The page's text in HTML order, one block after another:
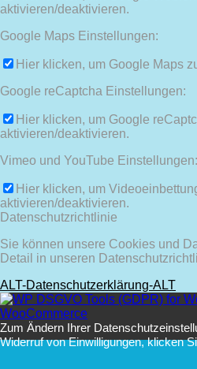
aktivieren/deaktivieren.
Google Maps Einstellungen:
Hier klicken, um Google Maps
Google reCaptcha Einstellungen:
Hier klicken, um Google
aktivieren/deaktivieren.
Vimeo und YouTube Einstellungen:
Hier klicken, um
aktivieren/deaktivieren.
Datenschutzrichtlinie
Sie können unsere Cookies und
Detail in unseren
ALT-Datenschutzerklärung-ALT
Zum Ändern Ihrer
Widerruf von Einwilligungen, klicken